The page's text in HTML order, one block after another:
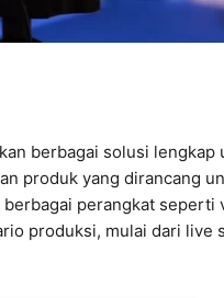
berbagai solusi
produk yang dirancang
perangkat
produksi, mulai dari